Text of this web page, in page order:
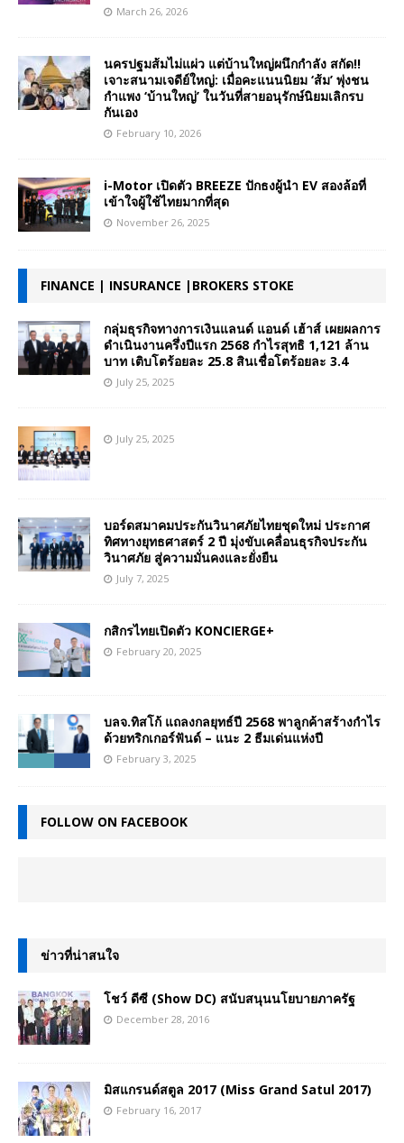
March 26, 2026
นครปฐมส้มไม่แผ่ว แต่บ้านใหญ่ผนึกกำลัง สกัด!!
เจาะสนามเจดีย์ใหญ่: เมื่อคะแนนนิยม ‘ส้ม’ พุ่งชน
กำแพง ‘บ้านใหญ่’ ในวันที่สายอนุรักษ์นิยมเลิกรบ
กันเอง
February 10, 2026
i-Motor เปิดตัว BREEZE ปักธงผู้นำ EV สองล้อที่
เข้าใจผู้ใช้ไทยมากที่สุด
November 26, 2025
FINANCE | INSURANCE |BROKERS STOKE
กลุ่มธุรกิจทางการเงินแลนด์ แอนด์ เฮ้าส์ เผยผลการ
ดำเนินงานครึ่งปีแรก 2568 กำไรสุทธิ 1,121 ล้าน
บาท เติบโตร้อยละ 25.8 สินเชื่อโตร้อยละ 3.4
July 25, 2025
July 25, 2025
บอร์ดสมาคมประกันวินาศภัยไทยชุดใหม่ ประกาศ
ทิศทางยุทธศาสตร์ 2 ปี มุ่งขับเคลื่อนธุรกิจประกัน
วินาศภัย สู่ความมั่นคงและยั่งยืน
July 7, 2025
กสิกรไทยเปิดตัว KONCIERGE+
February 20, 2025
บลจ.ทิสโก้ แถลงกลยุทธ์ปี 2568 พาลูกค้าสร้างกำไร
ด้วยทริกเกอร์ฟันด์ – แนะ 2 ธีมเด่นแห่งปี
February 3, 2025
FOLLOW ON FACEBOOK
ข่าวที่น่าสนใจ
โชว์ ดีซี (Show DC) สนับสนุนนโยบายภาครัฐ
December 28, 2016
มิสแกรนด์สตูล 2017 (Miss Grand Satul 2017)
February 16, 2017